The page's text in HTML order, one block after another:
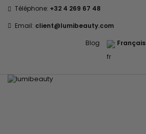
Téléphone: +32 4 269 67 48
Email: client@lumibeauty.com
Français
Blog